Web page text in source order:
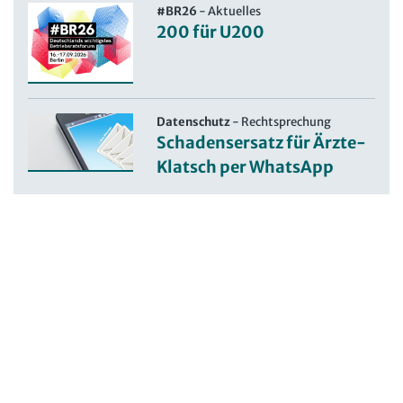
#BR26-Aktuelles
200 für U200
Datenschutz- Rechtsprechung
Schadensersatz für Ärzte-
Klatsch per WhatsApp